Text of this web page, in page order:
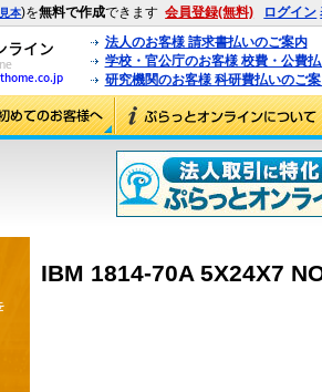
見本)を無料で作成できます 会員登録(無料) ログイン
法人のお客様 請求書払いのご案内
学校・官公庁のお客様 校費・公費
研究機関のお客様 科研費払いのご
IBM 1814-70A 5X24X7